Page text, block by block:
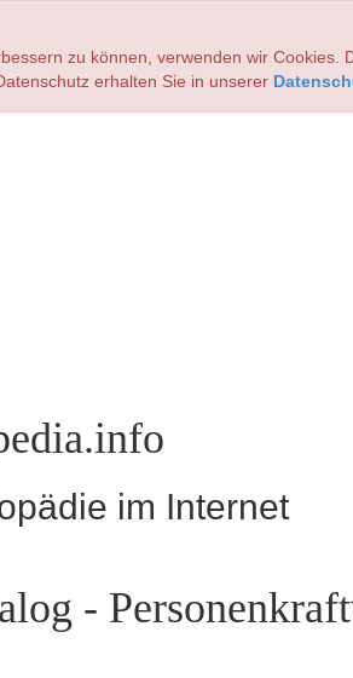
zu können, verwenden wir
erhalten Sie in unserer
im Internet
-